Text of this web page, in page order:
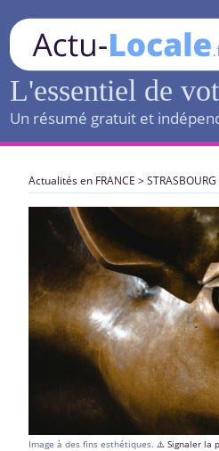
L'essentiel de
Un résumé gratuit et
Actualités en FRANCE >STRASBOURG
Image à des fins esthétiques. ⚠️ Signaler la